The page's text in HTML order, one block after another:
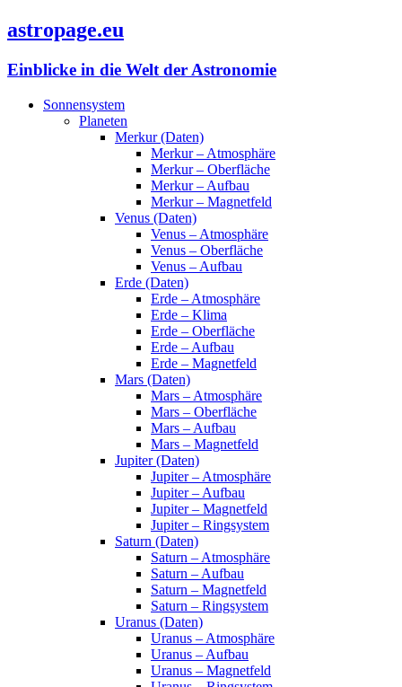
astropage.eu
Einblicke in die Welt der Astronomie
Sonnensystem
Planeten
Merkur (Daten)
Merkur – Atmosphäre
Merkur – Oberfläche
Merkur – Aufbau
Merkur – Magnetfeld
Venus (Daten)
Venus – Atmosphäre
Venus – Oberfläche
Venus – Aufbau
Erde (Daten)
Erde – Atmosphäre
Erde – Klima
Erde – Oberfläche
Erde – Aufbau
Erde – Magnetfeld
Mars (Daten)
Mars – Atmosphäre
Mars – Oberfläche
Mars – Aufbau
Mars – Magnetfeld
Jupiter (Daten)
Jupiter – Atmosphäre
Jupiter – Aufbau
Jupiter – Magnetfeld
Jupiter – Ringsystem
Saturn (Daten)
Saturn – Atmosphäre
Saturn – Aufbau
Saturn – Magnetfeld
Saturn – Ringsystem
Uranus (Daten)
Uranus – Atmosphäre
Uranus – Aufbau
Uranus – Magnetfeld